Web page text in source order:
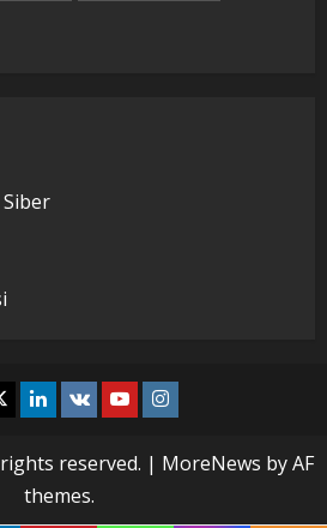
Linkedin
VK YoutubeInstagram
reserved. | MoreNews by AF
themes.